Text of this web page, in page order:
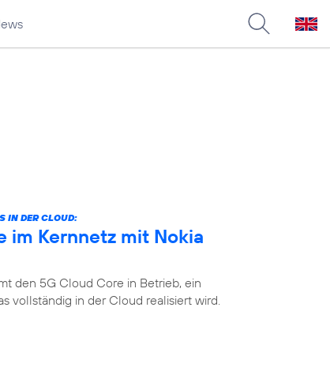
IN DER CLOUD:
im Kernnetz mit Nokia
den 5G Cloud Core in Betrieb, ein
vollständig in der Cloud realisiert wird.